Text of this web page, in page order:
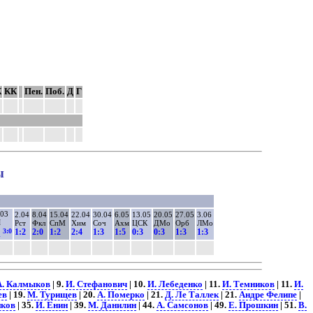
КК Пен. Поб. Д Г
3:0
2.04
Рст
1:2
8.04
Фкл
2:0
15.04
СпМ
1:2
22.04
Хим
2:4
30.04
Соч
1:3
6.05
Ахм
1:5
13.05
ЦСК
0:3
20.05
ДМо
0:3
27.05
Орб
1:3
3.06
ЛМо
1:3
Калмыков| 9. И. Стефанович| 10. И. Лебеденко | 11. И. Темников| 11. И.
| 19. М. Турищев| 20. А. Померко | 21. Д. Ле Таллек| 21. Андре Фелипе|
| 35. И. Енин| 39. М. Данилин| 44. А. Самсонов| 49. Е. Прошкин| 51. В.